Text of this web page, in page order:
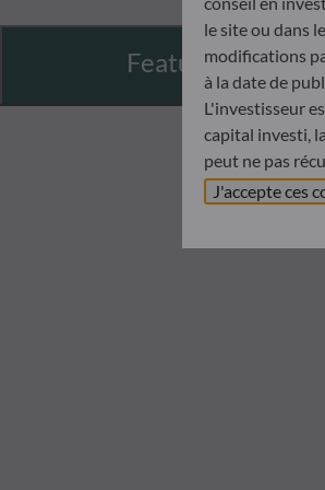
Features
le site ou dans
modifications
à la date de
L'investisseur
capital investi,
peut ne pas
Avant de
ODDO BHF
publication ou
Le traitement
de contacter
J'accepte ces